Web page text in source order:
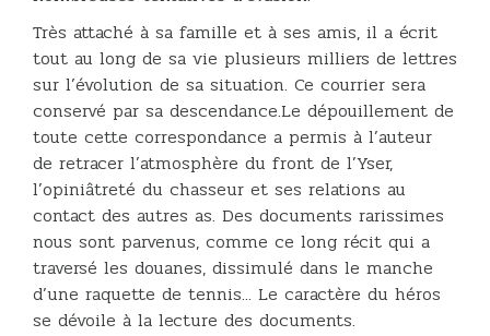
Très attaché à sa famille et à ses amis, il a écrit
tout au long de sa vie plusieurs milliers de lettres
sur l’évolution de sa situation. Ce courrier sera
conservé par sa descendance.Le dépouillement de
toute cette correspondance a permis à l’auteur
de retracer l’atmosphère du front de l’Yser,
l’opiniâtreté du chasseur et ses relations au
contact des autres as. Des documents rarissimes
nous sont parvenus, comme ce long récit qui a
traversé les douanes, dissimulé dans le manche
d’une raquette de tennis... Le caractère du héros
se dévoile à la lecture des documents.